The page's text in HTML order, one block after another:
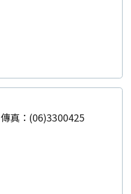
傳真：(06)3300425